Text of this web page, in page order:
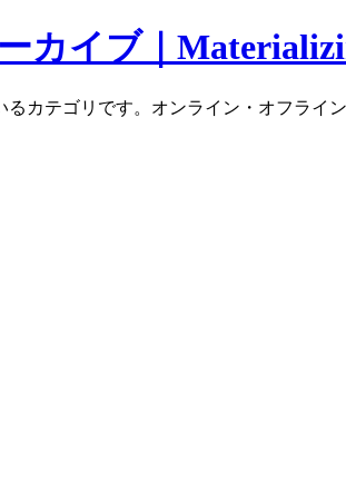
カイブ｜
カテゴリです。オンライン・オフライ